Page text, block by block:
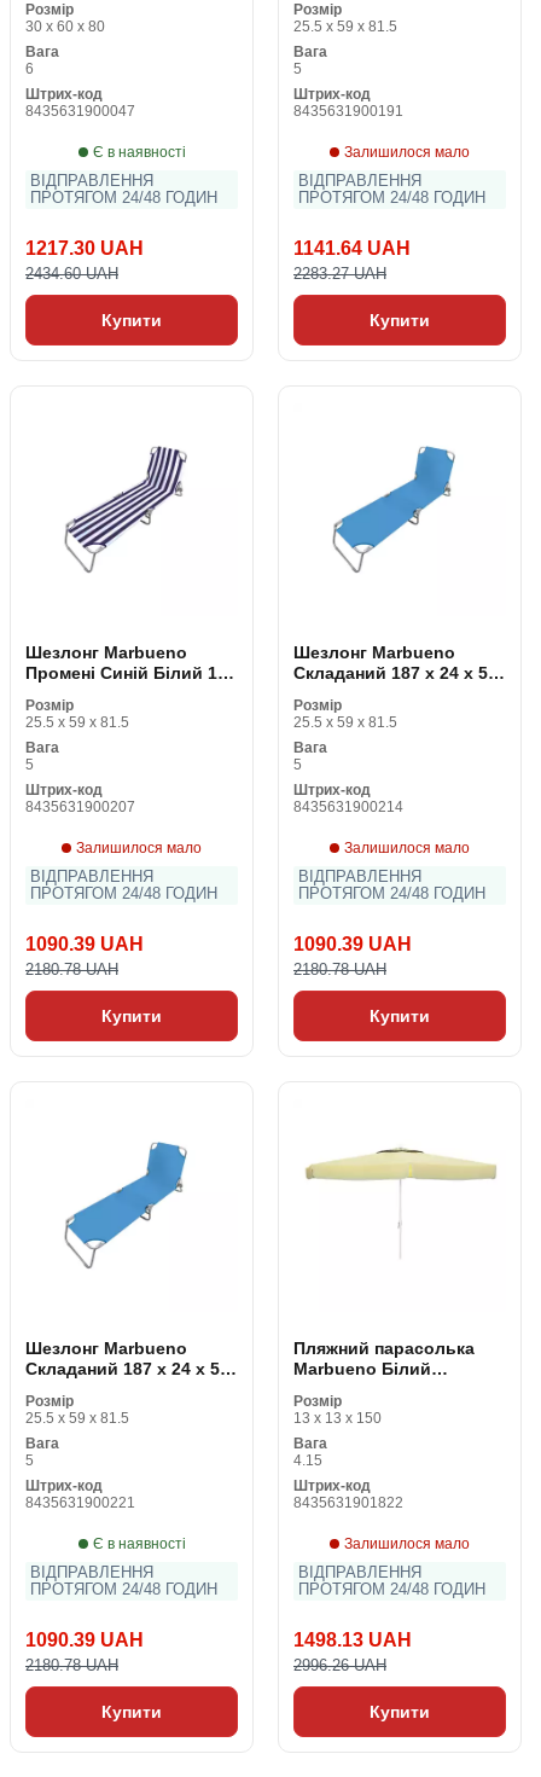
Розмір
30 x 60 x 80
Вага
6
Штрих-код
8435631900047
Є в наявності
ВІДПРАВЛЕННЯ
ПРОТЯГОМ 24/48 ГОДИН
1217.30 UAH
2434.60 UAH
Купити
Розмір
25.5 x 59 x 81.5
Вага
5
Штрих-код
8435631900191
Залишилося мало
ВІДПРАВЛЕННЯ
ПРОТЯГОМ 24/48 ГОДИН
1141.64 UAH
2283.27 UAH
Купити
Шезлонг Marbueno
Промені Синій Білий 187
Розмір
25.5 x 59 x 81.5
Вага
5
Штрих-код
8435631900207
Залишилося мало
ВІДПРАВЛЕННЯ
ПРОТЯГОМ 24/48 ГОДИН
1090.39 UAH
2180.78 UAH
Купити
Шезлонг Marbueno
Складаний 187 x 24 x 55
Розмір
25.5 x 59 x 81.5
Вага
5
Штрих-код
8435631900214
Залишилося мало
ВІДПРАВЛЕННЯ
ПРОТЯГОМ 24/48 ГОДИН
1090.39 UAH
2180.78 UAH
Купити
Шезлонг Marbueno
Складаний 187 x 24 x 55
Розмір
25.5 x 59 x 81.5
Вага
5
Штрих-код
8435631900221
Є в наявності
ВІДПРАВЛЕННЯ
ПРОТЯГОМ 24/48 ГОДИН
1090.39 UAH
2180.78 UAH
Купити
Пляжний парасолька
Marbueno Білий
270 cm
Розмір
13 x 13 x 150
Вага
4.15
Штрих-код
8435631901822
Залишилося мало
ВІДПРАВЛЕННЯ
ПРОТЯГОМ 24/48 ГОДИН
1498.13 UAH
2996.26 UAH
Купити